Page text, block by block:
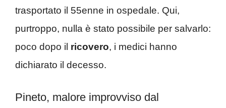
trasportato il 55enne in ospedale. Qui,
purtroppo, nulla è stato possibile per salvarlo:
poco dopo il ricovero, i medici hanno
dichiarato il decesso.
Pineto, malore improvviso dal